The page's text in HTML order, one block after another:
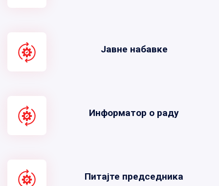
Јавне набавке
Информатор о раду
Питајте председника